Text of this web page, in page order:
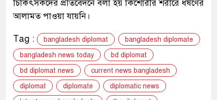
চিকিৎসকদের প্রতিবেদনে বলা হয় কিশোরীর শরীরে ধর্ষণের
আলামত পাওয়া যায়নি।
Tag : bangladesh diplomat
bangladesh diplomate
bangladesh news today
bd diplomat
bd diplomat news
current news bangladesh
diplomat
diplomate
diplomatic news